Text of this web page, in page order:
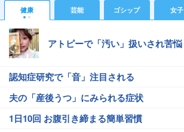
健康 芸能 ゴシップ 女子
アトピーで「汚い」扱いされ苦悩
認知症研究で「音」注目される
夫の「産後うつ」にみられる症状
1日10回 お腹引き締まる簡単習慣